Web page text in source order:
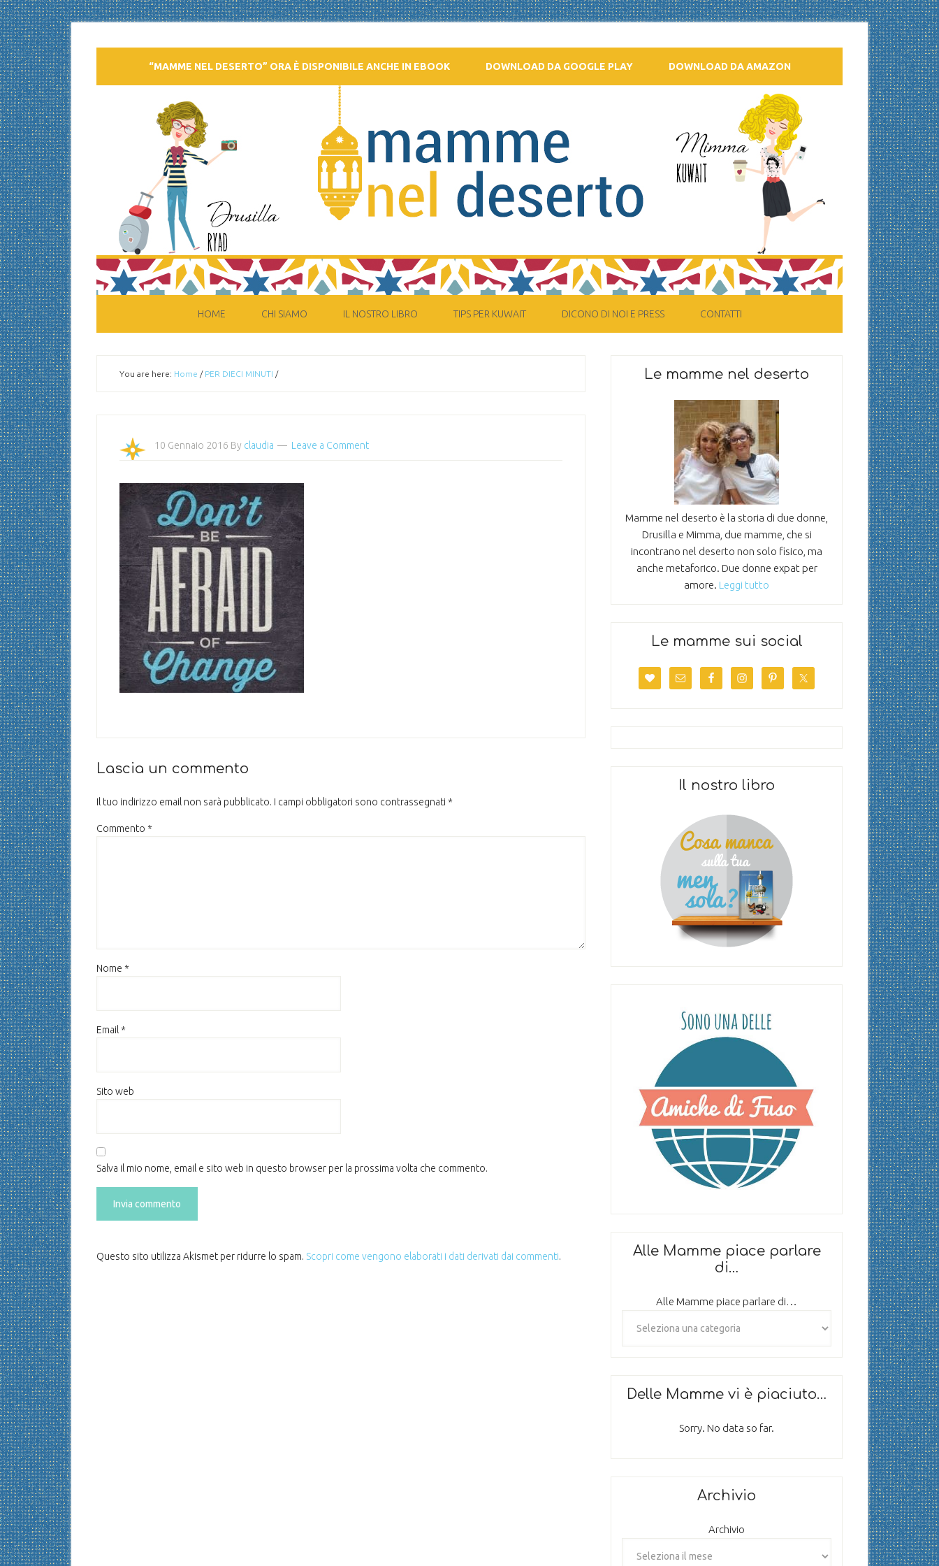
“MAMME NEL DESERTO” ORA È DISPONIBILE ANCHE IN EBOOK DOWNLOAD DA GOOGLE PLAY DOWNLOAD DA AMAZON
HOME CHI SIAMO IL NOSTRO LIBRO TIPS PER KUWAIT DICONO DI NOI E PRESS CONTATTI
You are here: Home / PER DIECI MINUTI /
10 Gennaio 2016 By claudia Leave a Comment
Lascia un commento
Il tuo indirizzo email non sarà pubblicato. I campi obbligatori sono contrassegnati *
Commento *
Nome *
Email *
Sito web
Salva il mio nome, email e sito web in questo browser per la prossima volta che commento.
Questo sito utilizza Akismet per ridurre lo spam. Scopri come vengono elaborati i dati derivati dai commenti.
Le mamme nel deserto
Mamme nel deserto è la storia di due donne,
Drusilla e Mimma, due mamme, che si
incontrano nel deserto non solo fisico, ma
anche metaforico. Due donne expat per
amore. Leggi tutto
Le mamme sui social
Il nostro libro
Alle Mamme piace parlare
di…
Alle Mamme piace parlare di…
Delle Mamme vi è piaciuto…
Sorry. No data so far.
Archivio
Archivio